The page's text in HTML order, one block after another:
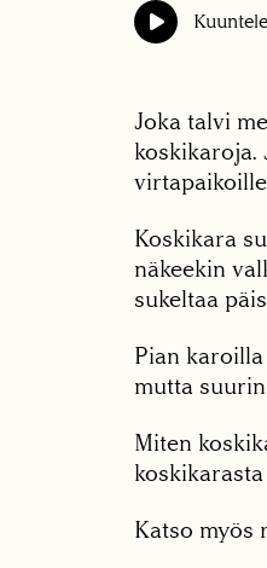
Joka talvi
koskikaroja.
Koskikara
näkeekin
sukeltaa
Pian
mutta
Miten
koskikarasta
Katso myös